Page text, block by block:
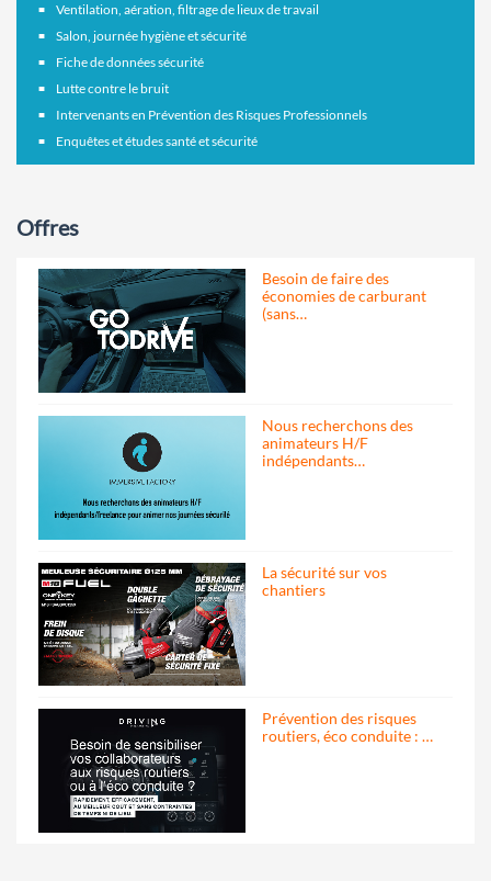
Ventilation, aération, filtrage de lieux de travail
Salon, journée hygiène et sécurité
Fiche de données sécurité
Lutte contre le bruit
Intervenants en Prévention des Risques Professionnels
Enquêtes et études santé et sécurité
Offres
Besoin de faire des
économies de carburant
(sans…
Nous recherchons des
animateurs H/F
indépendants…
La sécurité sur vos
chantiers
Prévention des risques
routiers, éco conduite : …